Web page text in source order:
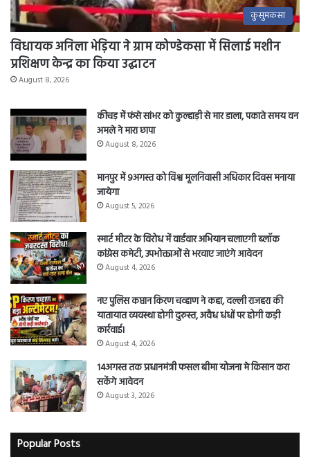
कुसुमकसा
विधायक अनिला भेड़िया ने ग्राम कोण्डेकसा में सिलाई मशीन
प्रशिक्षण केन्द्र का किया उद्घाटन
August 8, 2026
कीचड़ में फंसे सांभर को कुल्हाड़ी से मार डाला, पकाते समय वन
अमले ने मारा छापा
August 8, 2026
मानपुर में 9अगस्त को विश्व मूलनिवासी अधिकार दिवस मनाया
जायेगा
August 5, 2026
स्मार्ट मीटर के विरोध में वार्डवार अभियान चलाएगी ब्लॉक
कांग्रेस कमेटी, उपभोक्ताओं से भरवाए जाएंगे आवेदन
August 4, 2026
नए पुलिस कप्तान किरण चव्हाण ने कहा, दल्ली राजहरा की
यातायात व्यवस्था होगी दुरुस्त, अवैध धंधों पर होगी कड़ी
कार्रवाई।
August 4, 2026
14अगस्त तक प्रधानमंत्री फसल बीमा योजना मे किसान करा
सकेंगे आवेदन
August 3, 2026
Popular Posts